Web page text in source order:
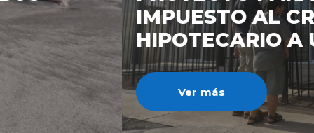
IMPUESTO AL CRÉDITO
HIPOTECARIO A UN 3%
Ver más